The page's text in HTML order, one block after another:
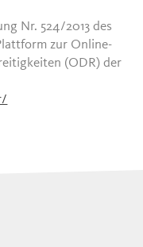
Nr. 524/2013 des
zur Online-
(ODR) der